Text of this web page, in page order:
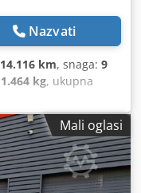
Nazvati
14.116 km, snaga: 9
1.464 kg, ukupna
Mali oglasi